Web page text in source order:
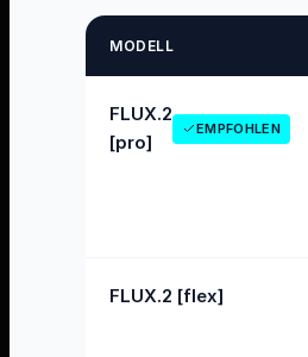
MODELL
FLUX.2
[pro]
EMPFOHLEN
FLUX.2 [flex]